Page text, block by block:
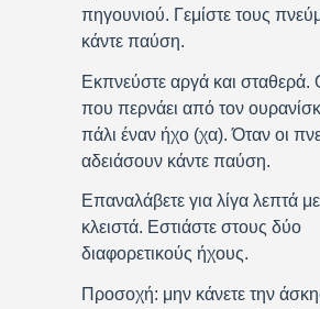
πηγουνιού. Γεμίστε τους
κάντε παύση.
Εκπνεύστε αργά και σταθερά.
που περνάει από τον
πάλι έναν ήχο (χα). Όταν οι
αδειάσουν κάντε παύση.
Επαναλάβετε για λίγα λεπτά
κλειστά. Εστιάστε στους δύο
διαφορετικούς ήχους.
Προσοχή: μην κάνετε την